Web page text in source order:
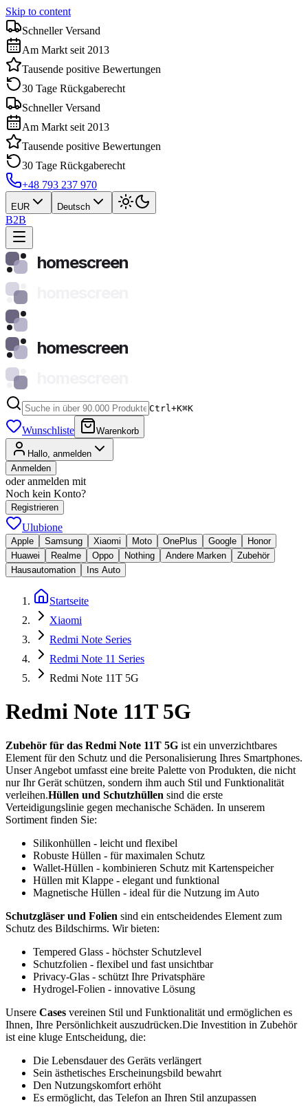
Skip to content
Schneller Versand
Am Markt seit 2013
Tausende positive Bewertungen
30 Tage Rückgaberecht
Schneller Versand
Am Markt seit 2013
Tausende positive Bewertungen
30 Tage Rückgaberecht
+48 793 237 970
EUR Deutsch
B2B
homescreen
homescreen
Ctrl+K⌘K
Wunschliste Warenkorb
Hallo, anmelden
Anmelden
oder anmelden mit
Noch kein Konto?
Registrieren
Ulubione
Apple Samsung Xiaomi Moto OnePlus Google
Honor
Huawei
Realme Oppo Nothing Andere Marken
Zubehör
Hausautomation
Ins Auto
Startseite
Xiaomi
Redmi Note Series
Redmi Note 11 Series
Redmi Note 11T 5G
Redmi Note 11T 5G
Zubehör für das Redmi Note 11T 5G ist ein unverzichtbares
Element für den Schutz und die Personalisierung Ihres Smartphones.
Unser Angebot umfasst eine breite Palette von Produkten, die nicht
nur Ihr Gerät schützen, sondern ihm auch Stil und Funktionalität
verleihen.Hüllen und Schutzhüllen sind die erste
Verteidigungslinie gegen mechanische Schäden. In unserem
Sortiment finden Sie:
Silikonhüllen - leicht und flexibel
Robuste Hüllen - für maximalen Schutz
Wallet-Hüllen - kombinieren Schutz mit Kartenspeicher
Hüllen mit Klappe - elegant und funktional
Magnetische Hüllen - ideal für die Nutzung im Auto
Schutzgläser und Folien sind ein entscheidendes Element zum
Schutz des Bildschirms. Wir bieten:
Tempered Glass - höchster Schutzlevel
Schutzfolien - flexibel und fast unsichtbar
Privacy-Glas - schützt Ihre Privatsphäre
Hydrogel-Folien - innovative Lösung
Unsere Cases vereinen Stil und Funktionalität und ermöglichen es
Ihnen, Ihre Persönlichkeit auszudrücken.Die Investition in Zubehör
ist eine kluge Entscheidung, die:
Die Lebensdauer des Geräts verlängert
Sein ästhetisches Erscheinungsbild bewahrt
Den Nutzungskomfort erhöht
Es ermöglicht, das Telefon an Ihren Stil anzupassen